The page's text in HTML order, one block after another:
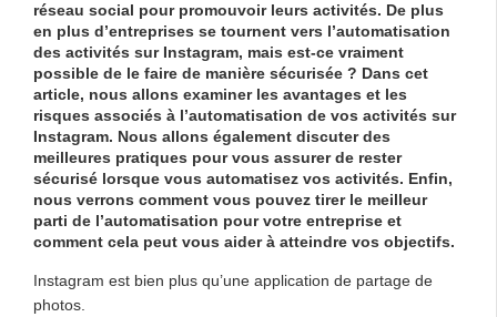
réseau social pour promouvoir leurs activités. De plus
en plus d’entreprises se tournent vers l’automatisation
des activités sur Instagram, mais est-ce vraiment
possible de le faire de manière sécurisée ? Dans cet
article, nous allons examiner les avantages et les
risques associés à l’automatisation de vos activités sur
Instagram. Nous allons également discuter des
meilleures pratiques pour vous assurer de rester
sécurisé lorsque vous automatisez vos activités. Enfin,
nous verrons comment vous pouvez tirer le meilleur
parti de l’automatisation pour votre entreprise et
comment cela peut vous aider à atteindre vos objectifs.
Instagram est bien plus qu’une application de partage de
photos.